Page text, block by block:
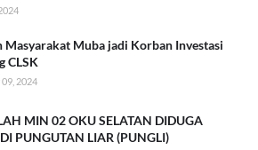
Masyarakat Muba jadi Korban Investasi
CLSK
2024
MIN 02 OKU SELATAN DIDUGA
PUNGUTAN LIAR (PUNGLI)